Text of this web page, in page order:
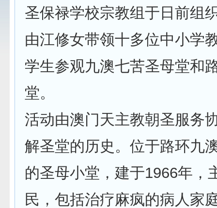
圣保禄学校宗教组于日前组
由江修女带领十多位中小学
学生参观九澳七苦圣母堂和
堂。
活动由澳门天主教朝圣服务
解圣堂的历史。位于路环九
的圣母小堂，建于1966年，
民，包括治疗麻疯的病人家